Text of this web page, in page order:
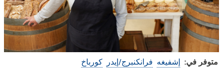
متوفر في: إشفيغه فرانكنبرج/إيدر كورباخ